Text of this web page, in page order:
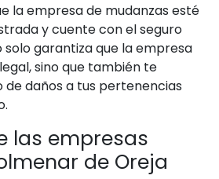
la empresa de mudanzas esté
y cuente con el seguro
solo garantiza que la empresa
sino que también te
daños a tus pertenencias
las empresas
de Oreja